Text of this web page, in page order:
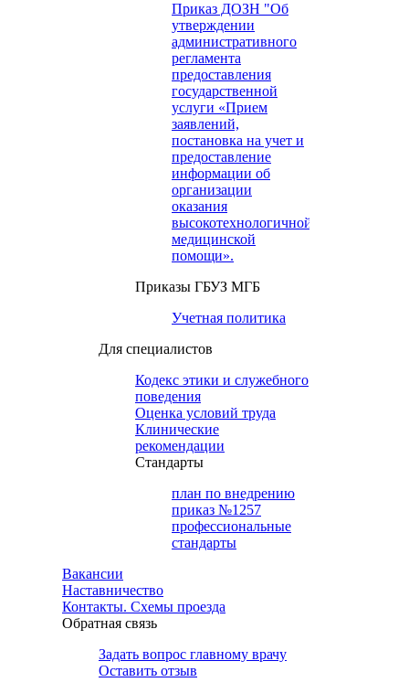
Приказ ДОЗН "Об
утверждении
административного
регламента
предоставления
государственной
услуги «Прием
заявлений,
постановка на учет и
предоставление
информации об
организации
оказания
высокотехнологичной
медицинской
помощи».
Приказы ГБУЗ МГБ
Учетная политика
Для специалистов
Кодекс этики и служебного
поведения
Оценка условий труда
Клинические
рекомендации
Cтандарты
план по внедрению
приказ №1257
профессиональные
стандарты
Вакансии
Наставничество
Контакты. Схемы проезда
Обратная связь
Задать вопрос главному врачу
Оставить отзыв